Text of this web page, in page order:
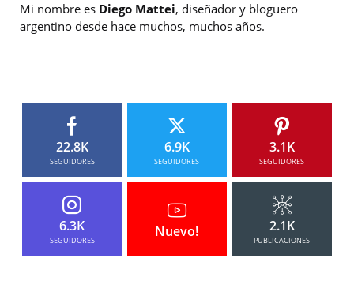
Mi nombre es Diego Mattei, diseñador y bloguero
argentino desde hace muchos, muchos años.
22.8K
SEGUIDORES
6.9K
SEGUIDORES
3.1K
SEGUIDORES
6.3K
SEGUIDORES
Nuevo! 2.1K
PUBLICACIONES